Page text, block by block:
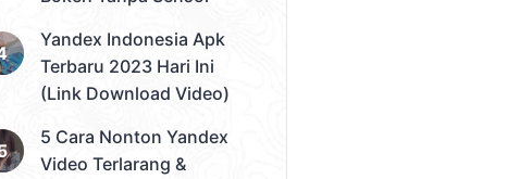
Yandex Indonesia Apk
Terbaru 2023 Hari Ini
(Link Download Video)
5 Cara Nonton Yandex
Video Terlarang &